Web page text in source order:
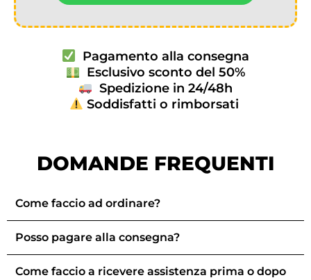
Pagamento alla consegna
Esclusivo sconto del 50%
Spedizione in 24/48h
Soddisfatti o rimborsati
DOMANDE FREQUENTI
Come faccio ad ordinare?
Posso pagare alla consegna?
Come faccio a ricevere assistenza prima o dopo